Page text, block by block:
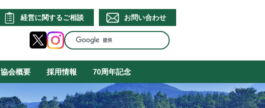
経営に関するご相談 お問い合わせ
協会概要 採用情報 70周年記念